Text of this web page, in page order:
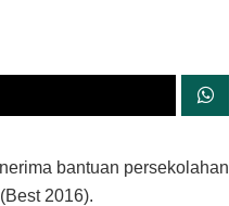
bantuan persekolahan
2016).